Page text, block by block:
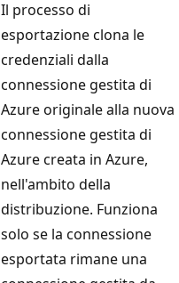
Il processo di
esportazione clona le
credenziali dalla
connessione gestita di
Azure originale alla nuova
connessione gestita di
Azure creata in Azure,
nell'ambito della
distribuzione. Funziona
solo se la connessione
esportata rimane una